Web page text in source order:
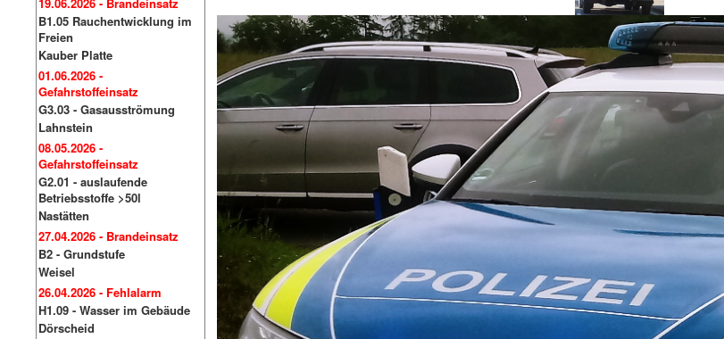
B1.05 Rauchentwicklung im
Freien
Kauber Platte
01.06.2026 -
Gefahrstoffeinsatz
G3.03 - Gasausströmung
Lahnstein
08.05.2026 -
Gefahrstoffeinsatz
G2.01 - auslaufende
Betriebsstoffe >50l
Nastätten
27.04.2026 - Brandeinsatz
B2 - Grundstufe
Weisel
26.04.2026 - Fehlalarm
H1.09 - Wasser im Gebäude
Dörscheid